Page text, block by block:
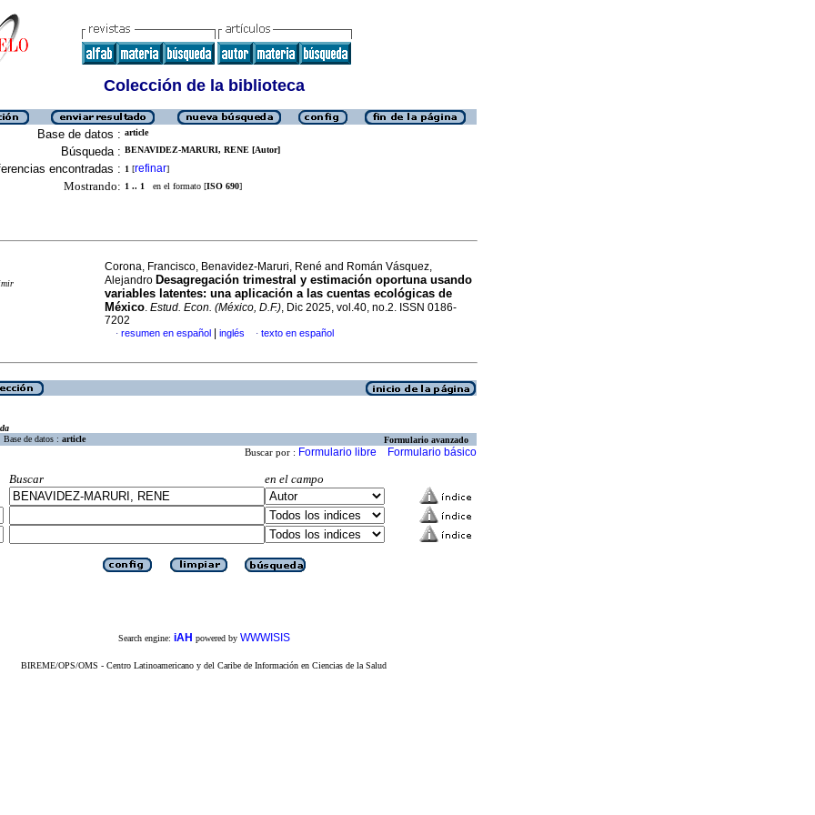
Colección de la biblioteca
Base de datos : article
Búsqueda : BENAVIDEZ-MARURI, RENE [Autor]
encontradas : 1 [refinar]
Mostrando: 1 .. 1 en el formato [ISO 690]
Corona, Francisco, Benavidez-Maruri, René and Román Vásquez,
Alejandro Desagregación trimestral y estimación oportuna usando
variables latentes: una aplicación a las cuentas ecológicas de
México. Estud. Econ. (México, D.F.), Dic 2025, vol.40, no.2. ISSN 0186-
7202
· resumen en español inglés · texto en español
Base de datos : article Formulario avanzado
Buscar por : Formulario libre Formulario básico
Buscar
en el campo
Search engine: iAH powered by WWWISIS
BIREME/OPS/OMS - Centro Latinoamericano y del Caribe de Información en Ciencias de la Salud